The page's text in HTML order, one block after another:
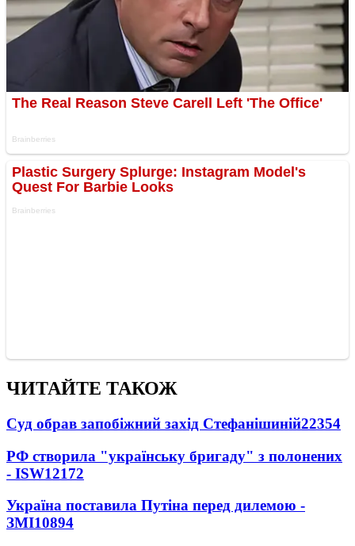
ЧИТАЙТЕ ТАКОЖ
Суд обрав запобіжний захід Стефанішиній22354
РФ створила "українську бригаду" з полонених
- ISW12172
Україна поставила Путіна перед дилемою -
ЗМІ10894